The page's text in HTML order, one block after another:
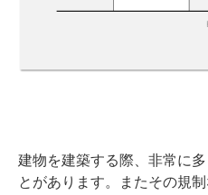
建物を建築する際、非常に
とがあります。またその規